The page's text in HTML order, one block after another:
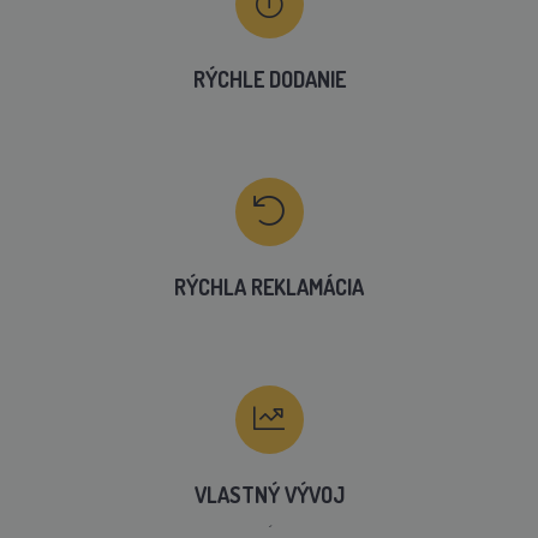
RÝCHLE DODANIE
RÝCHLA REKLAMÁCIA
VLASTNÝ VÝVOJ
´